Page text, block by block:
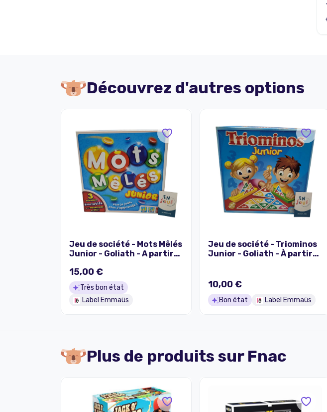
Découvrez d'autres options
Jeu de société - Mots Mêlés
Junior - Goliath - A partir
15,00 €
Très bon état
Label Emmaüs
Jeu de société - Triominos
Junior - Goliath - À partir
10,00 €
Bon état Label Emmaüs
Plus de produits sur Fnac